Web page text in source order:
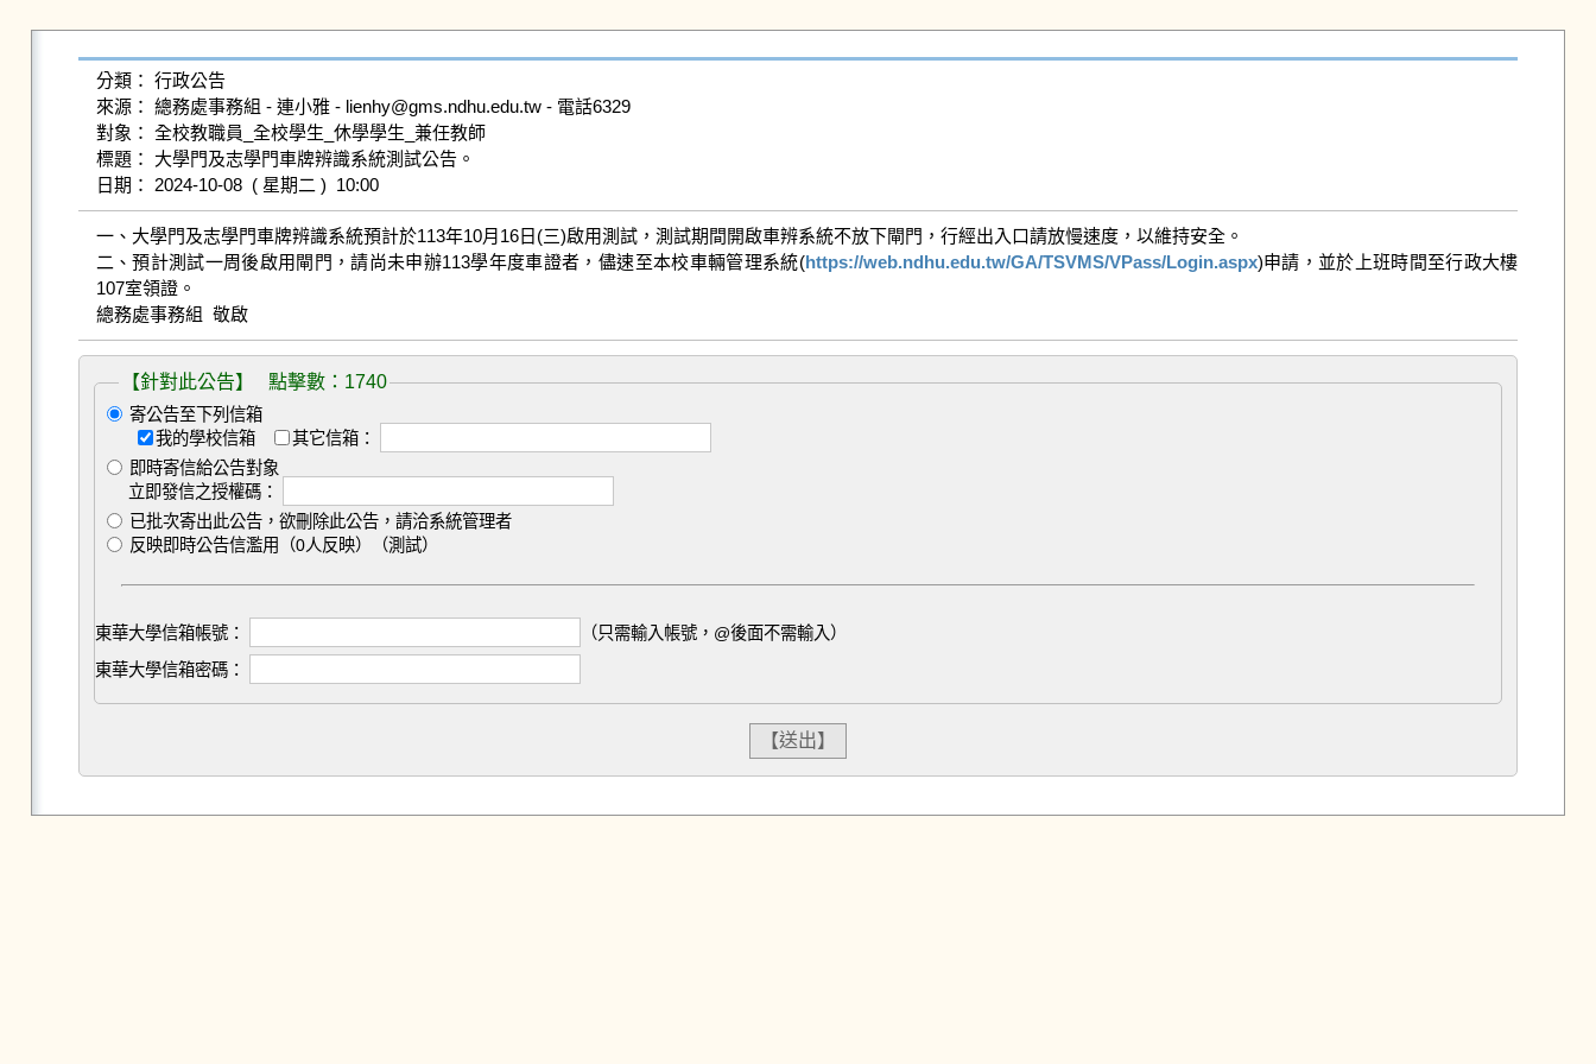
分類： 行政公告
來源： 總務處事務組 - 連小雅 - lienhy@gms.ndhu.edu.tw - 電話6329
對象： 全校教職員_全校學生_休學學生_兼任教師
標題： 大學門及志學門車牌辨識系統測試公告。
日期： 2024-10-08  ( 星期二 )  10:00
一、大學門及志學門車牌辨識系統預計於113年10月16日(三)啟用測試，測試期間開啟車辨系統不放下閘門，行經出入口請放慢速度，以維持安全。
二、預計測試一周後啟用閘門，請尚未申辦113學年度車證者，儘速至本校車輛管理系統(https://web.ndhu.edu.tw/GA/TSVMS/VPass/Login.aspx)申請，並於上班時間至行政大樓
107室領證。
總務處事務組  敬啟
【針對此公告】 點擊數：1740
寄公告至下列信箱
我的學校信箱
其它信箱：
即時寄信給公告對象
立即發信之授權碼：
已批次寄出此公告，欲刪除此公告，請洽系統管理者
反映即時公告信濫用（0人反映）（測試）
東華大學信箱帳號：
（只需輸入帳號，@後面不需輸入）
東華大學信箱密碼：